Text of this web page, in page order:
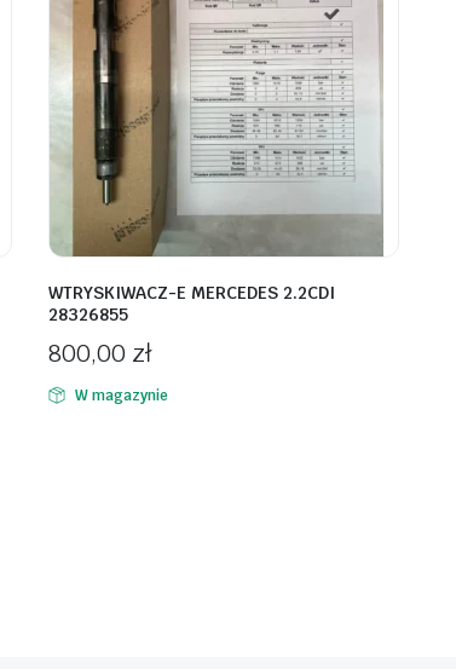
WTRYSKIWACZ-E MERCEDES 2.2CDI
28326855
800,00 zł
W magazynie